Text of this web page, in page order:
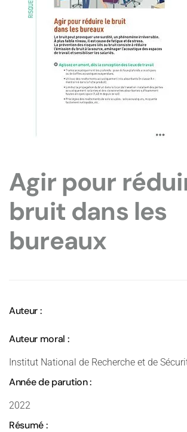
Agir pour
bruit dans les
bureaux
Auteur :
Auteur moral :
Institut National de Recherche et de
Année de parution :
2022
Résumé :